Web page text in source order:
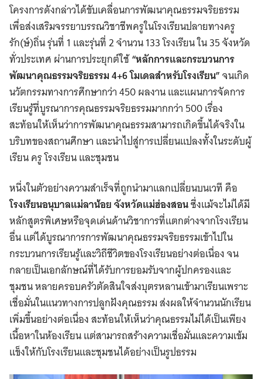
โครงการดังกล่าวได้ขับเคลื่อนการพัฒนาคุณธรรมจริยธรรม
เพื่อส่งเสริมจรรยาบรรณวิชาชีพครูในโรงเรียนปลายทางครู
รัก(ษ์)ถิ่น รุ่นที่ 1 และรุ่นที่ 2 จำนวน 133 โรงเรียน ใน 35 จังหวัด
ทั่วประเทศ ผ่านการประยุกต์ใช้“หลักการและกระบวนการ
พัฒนาคุณธรรมจริยธรรม 4+6 โมเดลสำหรับโรงเรียน”จนเกิด
นวัตกรรมทางการศึกษากว่า 450 ผลงาน และแผนการจัดการ
เรียนรู้ที่บูรณาการคุณธรรมจริยธรรมมากกว่า 500 เรื่อง
สะท้อนให้เห็นว่าการพัฒนาคุณธรรมสามารถเกิดขึ้นได้จริงใน
บริบทของสถานศึกษา และนำไปสู่การเปลี่ยนแปลงทั้งในระดับผู้
เรียน ครู โรงเรียน และชุมชน
หนึ่งในตัวอย่างความสำเร็จที่ถูกนำมาแลกเปลี่ยนบนเวที คือ
โรงเรียนอนุบาลแม่ลาน้อย จังหวัดแม่ฮ่องสอนซึ่งแม้จะไม่ได้มี
หลักสูตรพิเศษหรือจุดเด่นด้านวิชาการที่แตกต่างจากโรงเรียน
อื่น แต่ได้บูรณาการการพัฒนาคุณธรรมจริยธรรมเข้าไปใน
กระบวนการเรียนรู้และวิถีชีวิตของโรงเรียนอย่างต่อเนื่อง จน
กลายเป็นเอกลักษณ์ที่ได้รับการยอมรับจากผู้ปกครองและ
ชุมชน หลายครอบครัวตัดสินใจส่งบุตรหลานเข้ามาเรียนเพราะ
เชื่อมั่นในแนวทางการปลูกฝังคุณธรรม ส่งผลให้จำนวนนักเรียน
เพิ่มขึ้นอย่างต่อเนื่อง สะท้อนให้เห็นว่าคุณธรรมไม่ได้เป็นเพียง
เนื้อหาในห้องเรียน แต่สามารถสร้างความเชื่อมั่นและความเข้ม
แข็งให้กับโรงเรียนและชุมชนได้อย่างเป็นรูปธรรม